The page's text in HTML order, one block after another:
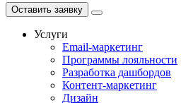
Оставить заявку
Услуги
Email-маркетинг
Программы лояльности
Разработка дашбордов
Контент-маркетинг
Дизайн